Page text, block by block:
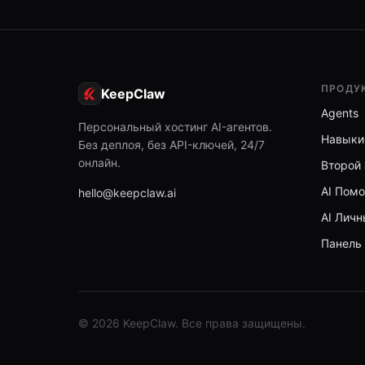
KeepClaw
Персональный хостинг AI-агентов.
Без деплоя, без API-ключей, 24/7
онлайн.
hello@keepclaw.ai
Agents
Навыки
Второй
AI
AI
Панель
© 2026 KeepClaw. Все права защищены.